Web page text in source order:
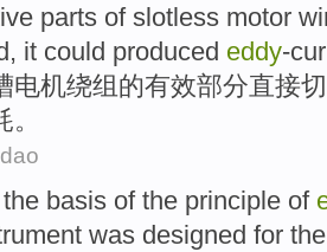
parts of slotless motor
, it could produced eddy-
电机绕组的有效部分直接
。
basis of the principle of
was designed for